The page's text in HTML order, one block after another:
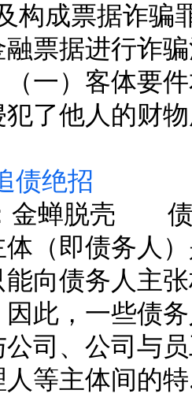
成票据诈骗
融票据进行诈
一）客体要
了他人的财
债绝招
蝉脱壳 债
（即债务人
向债务人主
因此，一些债
司、公司与
等主体间的特